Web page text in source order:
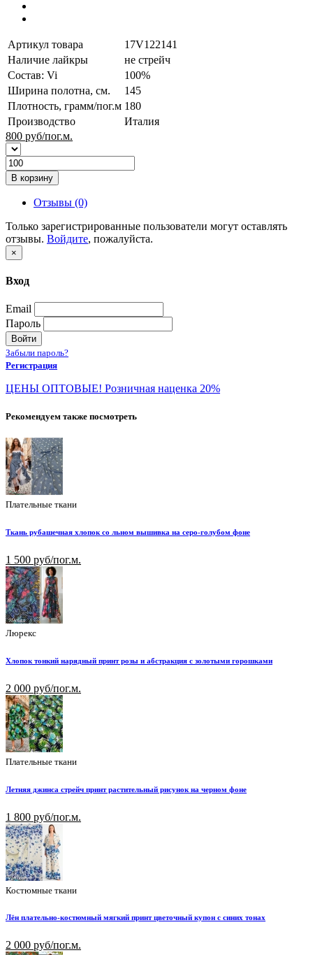
Артикул товара
17V122141
Наличие лайкры
не стрейч
Состав: Vi
100%
Ширина полотна, см.
145
Плотность, грамм/пог.м 180
Производство
Италия
800 руб/пог.м.
В корзину
Отзывы (0)
Только зарегистрированные пользователи могут оставлять
отзывы. Войдите, пожалуйста.
×
Вход
Email
Пароль
Войти
Забыли пароль?
Регистрация
ЦЕНЫ ОПТОВЫЕ! Розничная наценка 20%
Рекомендуем также посмотреть
Плательные ткани
Ткань рубашечная хлопок со льном вышивка на серо-голубом фоне
1 500 руб/пог.м.
Люрекс
Хлопок тонкий нарядный принт розы и абстракция с золотыми горошками
2 000 руб/пог.м.
Плательные ткани
Летняя джинса стрейч принт растительный рисунок на черном фоне
1 800 руб/пог.м.
Костюмные ткани
Лён плательно-костюмный мягкий принт цветочный купон с синих тонах
2 000 руб/пог.м.